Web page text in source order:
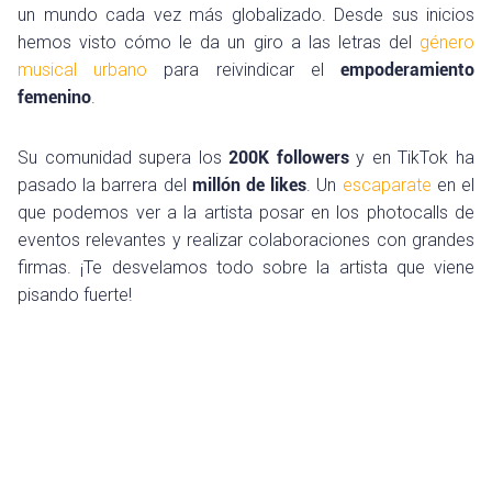
un mundo cada vez más globalizado. Desde sus inicios
hemos visto cómo le da un giro a las letras del género
musical urbano para reivindicar elempoderamiento
femenino.
Su comunidad supera los200K followersy en TikTok ha
pasado la barrera del millón de likes. Un escaparate en el
que podemos ver a la artista posar en los photocalls de
eventos relevantes y realizar colaboraciones con grandes
firmas. ¡Te desvelamos todo sobre la artista que viene
pisando fuerte!